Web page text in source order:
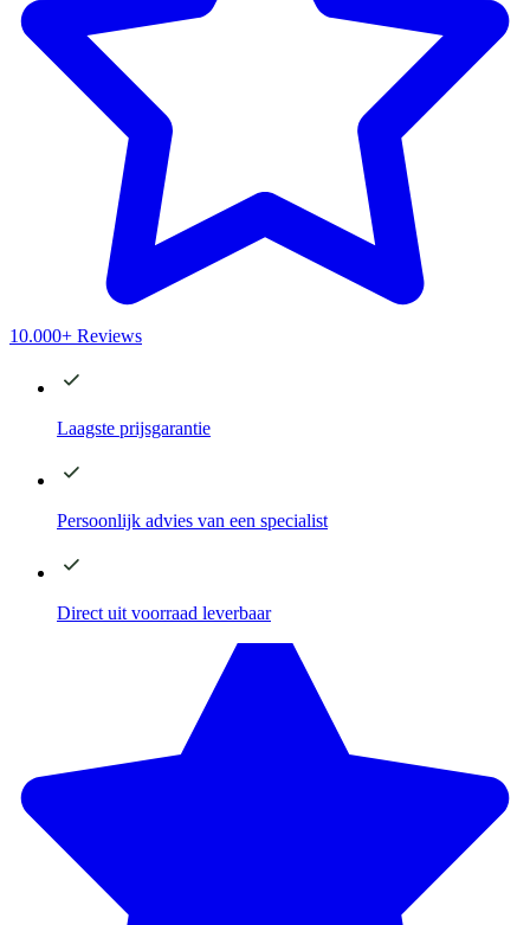
10.000+ Reviews
Laagste prijsgarantie
Persoonlijk advies van een specialist
Direct uit voorraad leverbaar